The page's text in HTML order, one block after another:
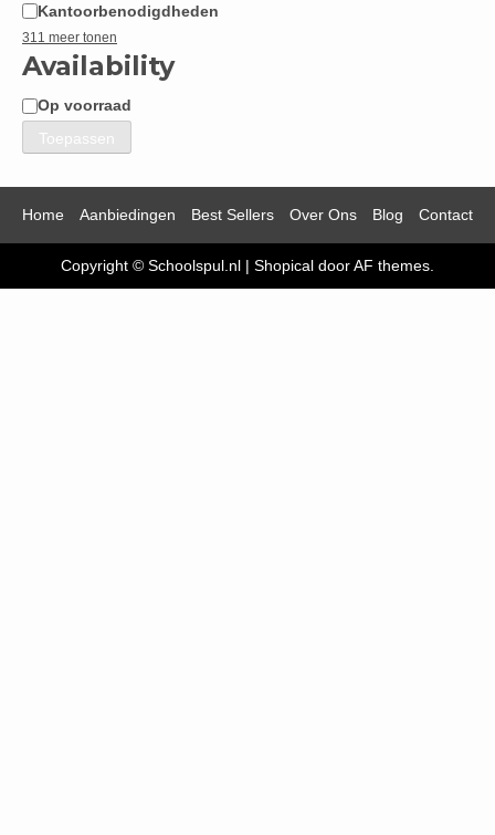
Kantoorbenodigdheden
311 meer tonen
Availability
Beschikbaarheid
Op voorraad
Toepassen
Home Aanbiedingen Best Sellers Over Ons Blog Contact
Copyright © Schoolspul.nl | Shopical door AF themes.